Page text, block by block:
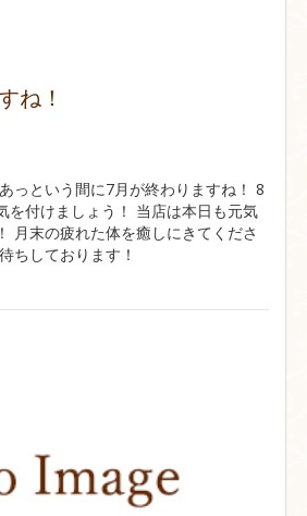
ね！
っという間に7月が終わりますね！ 8
を付けましょう！ 当店は本日も元気
月末の疲れた体を癒しにきてくださ
ちしております！